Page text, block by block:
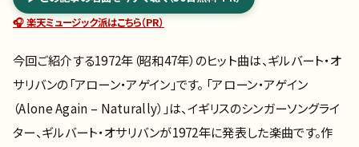
🎧 楽天ミュージック派はこちら（PR）
今回ご紹介する1972年（昭和47年）のヒット曲は、ギルバート・オ
サリバンの「アローン・アゲイン」です。 「アローン・アゲイン
（Alone Again – Naturally）」は、イギリスのシンガーソングライ
ター、ギルバート・オサリバンが1972年に発表した楽曲です。作